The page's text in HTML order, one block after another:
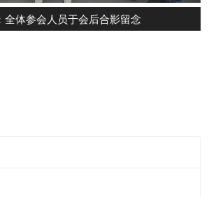
全体参会人员于会后合影留念